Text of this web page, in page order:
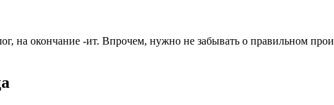
на окончание -ит. Впрочем, нужно не забывать о правильном